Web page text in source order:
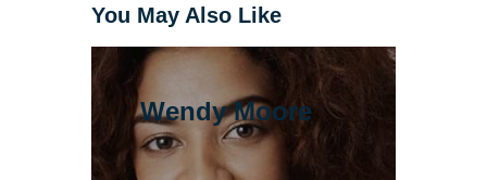
You May Also Like
Wendy Moore